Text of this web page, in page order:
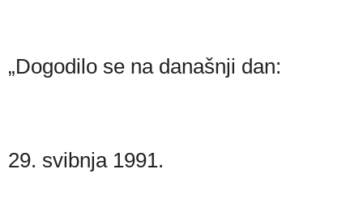
„Dogodilo se na današnji dan:
29. svibnja 1991.